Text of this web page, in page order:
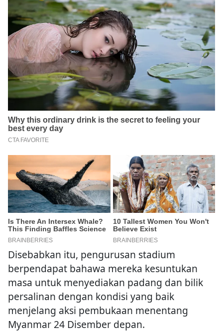
Disebabkan itu, pengurusan stadium
berpendapat bahawa mereka kesuntukan
masa untuk menyediakan padang dan bilik
persalinan dengan kondisi yang baik
menjelang aksi pembukaan menentang
Myanmar 24 Disember depan.